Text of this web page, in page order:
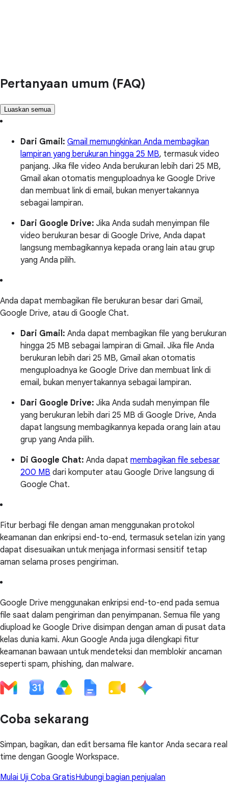
Pertanyaan umum (FAQ)
Luaskan semua
Dari Gmail: Gmail memungkinkan Anda membagikan
lampiran yang berukuran hingga 25 MB, termasuk video
panjang. Jika file video Anda berukuran lebih dari 25 MB,
Gmail akan otomatis menguploadnya ke Google Drive
dan membuat link di email, bukan menyertakannya
sebagai lampiran.
Dari Google Drive: Jika Anda sudah menyimpan file
video berukuran besar di Google Drive, Anda dapat
langsung membagikannya kepada orang lain atau grup
yang Anda pilih.
Anda dapat membagikan file berukuran besar dari Gmail,
Google Drive, atau di Google Chat.
Dari Gmail: Anda dapat membagikan file yang berukuran
hingga 25 MB sebagai lampiran di Gmail. Jika file Anda
berukuran lebih dari 25 MB, Gmail akan otomatis
menguploadnya ke Google Drive dan membuat link di
email, bukan menyertakannya sebagai lampiran.
Dari Google Drive: Jika Anda sudah menyimpan file
yang berukuran lebih dari 25 MB di Google Drive, Anda
dapat langsung membagikannya kepada orang lain atau
grup yang Anda pilih.
Di Google Chat: Anda dapat membagikan file sebesar
200 MB dari komputer atau Google Drive langsung di
Google Chat.
Fitur berbagi file dengan aman menggunakan protokol
keamanan dan enkripsi end-to-end, termasuk setelan izin yang
dapat disesuaikan untuk menjaga informasi sensitif tetap
aman selama proses pengiriman.
Google Drive menggunakan enkripsi end-to-end pada semua
file saat dalam pengiriman dan penyimpanan. Semua file yang
diupload ke Google Drive disimpan dengan aman di pusat data
kelas dunia kami. Akun Google Anda juga dilengkapi fitur
keamanan bawaan untuk mendeteksi dan memblokir ancaman
seperti spam, phishing, dan malware.
Coba sekarang
Simpan, bagikan, dan edit bersama file kantor Anda secara real
time dengan Google Workspace.
Mulai Uji Coba GratisHubungi bagian penjualan